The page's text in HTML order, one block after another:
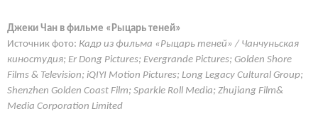
Джеки Чан в фильме «Рыцарь теней»
Источник фото: Кадр из фильма «Рыцарь теней» / Чанчуньская
киностудия; Er Dong Pictures; Evergrande Pictures; Golden Shore
Films & Television; iQIYI Motion Pictures; Long Legacy Cultural Group;
Shenzhen Golden Coast Film; Sparkle Roll Media; Zhujiang Film&
Media Corporation Limited